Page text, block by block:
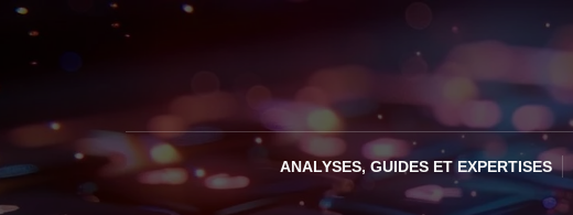
ANALYSES, GUIDES ET EXPERTISES